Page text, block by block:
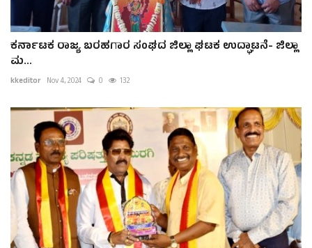
ಕರ್ನಾಟಕ ರಾಜ್ಯ ಬರಹಗಾರ ಸಂಘದ ಜಿಲ್ಲಾ ಘಟಕ ಉದ್ಘಾಟನೆ- ಜಿಲ್ಲಾ
ಮ...
kkeditor Nov 4, 2024 0 132